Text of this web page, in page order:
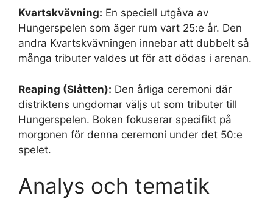
Kvartskvävning: En speciell utgåva av
Hungerspelen som äger rum vart 25:e år. Den
andra Kvartskvävningen innebar att dubbelt så
många tributer valdes ut för att dödas i arenan.
Reaping (Slåtten): Den årliga ceremoni där
distriktens ungdomar väljs ut som tributer till
Hungerspelen. Boken fokuserar specifikt på
morgonen för denna ceremoni under det 50:e
spelet.
Analys och tematik